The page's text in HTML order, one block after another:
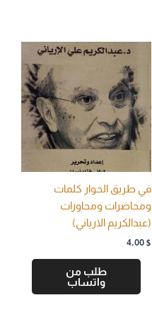
في طريق الحوار كلمات
ومحاضرات ومحاورات
(عبدالكريم الارياني)
4,00 $
طلب من
واتساب